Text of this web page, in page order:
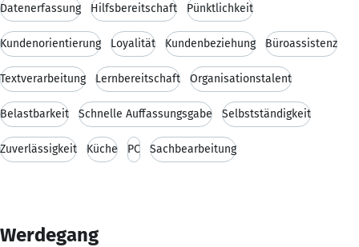
Datenerfassung Hilfsbereitschaft Pünktlichkeit
Kundenorientierung Loyalität Kundenbeziehung Büroassistenz
Textverarbeitung Lernbereitschaft Organisationstalent
Belastbarkeit Schnelle Auffassungsgabe Selbstständigkeit
Zuverlässigkeit Küche PC Sachbearbeitung
Werdegang